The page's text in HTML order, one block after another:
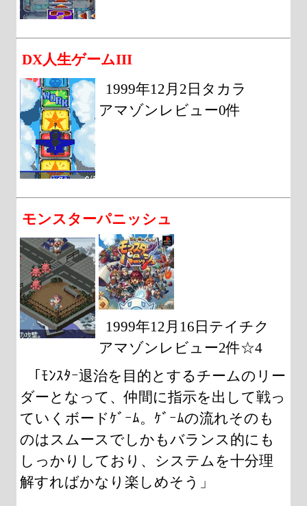
DX人生ゲームIII
1999年12月2日タカラ
アマゾンレビュー0件
モンスターパニッシュ
1999年12月16日テイチク
アマゾンレビュー2件☆4
「ﾓﾝｽﾀｰ退治を目的とするチームのリー
ダーとなって、仲間に指示を出して戦っ
ていくボードｹﾞｰﾑ。ｹﾞｰﾑの流れそのも
のはスムースでしかもバランス的にも
しっかりしており、システムを十分理
解すればかなり楽しめそう」